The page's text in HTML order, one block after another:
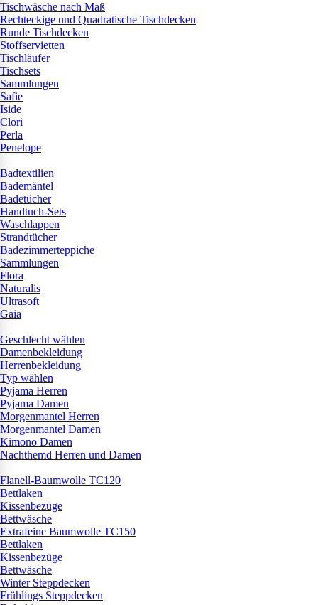
Tischwäsche nach Maß
Rechteckige und Quadratische Tischdecken
Runde Tischdecken
Stoffservietten
Tischläufer
Tischsets
Sammlungen
Safie
Iside
Clori
Perla
Penelope
Badtextilien
Bademäntel
Badetücher
Handtuch-Sets
Waschlappen
Strandtücher
Badezimmerteppiche
Sammlungen
Flora
Naturalis
Ultrasoft
Gaia
Geschlecht wählen
Damenbekleidung
Herrenbekleidung
Typ wählen
Pyjama Herren
Pyjama Damen
Morgenmantel Herren
Morgenmantel Damen
Kimono Damen
Nachthemd Herren und Damen
Flanell-Baumwolle TC120
Bettlaken
Kissenbezüge
Bettwäsche
Extrafeine Baumwolle TC150
Bettlaken
Kissenbezüge
Bettwäsche
Winter Steppdecken
Frühlings Steppdecken